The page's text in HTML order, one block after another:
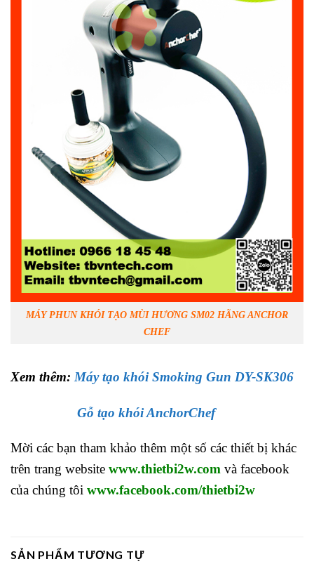
MÁY PHUN KHÓI TẠO MÙI HƯƠNG SM02 HÃNG ANCHOR
CHEF
Xem thêm: Máy tạo khói Smoking Gun DY-SK306
Gỗ tạo khói AnchorChef
Mời các bạn tham khảo thêm một số các thiết bị khác
trên trang website www.thietbi2w.com và facebook
của chúng tôi www.facebook.com/thietbi2w
SẢN PHẨM TƯƠNG TỰ